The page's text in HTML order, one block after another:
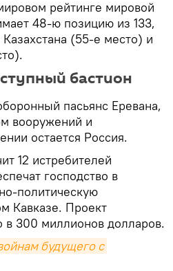
рейтинге мировой
48-ю позицию из 133,
(55-е место) и
бастион
пасьянс Еревана,
вооружений и
остается Россия.
12 истребителей
господство в
политическую
Кавказе. Проект
в 300 миллионов долларов.
будущего с